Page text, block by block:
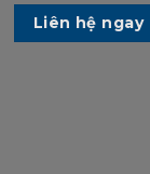
Liên hệ ngay